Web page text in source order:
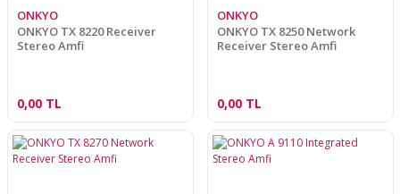
ONKYO
ONKYO TX 8220 Receiver
Stereo Amfi
0,00 TL
ONKYO
ONKYO TX 8250 Network
Receiver Stereo Amfi
0,00 TL